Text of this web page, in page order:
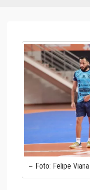
Foto: Felipe